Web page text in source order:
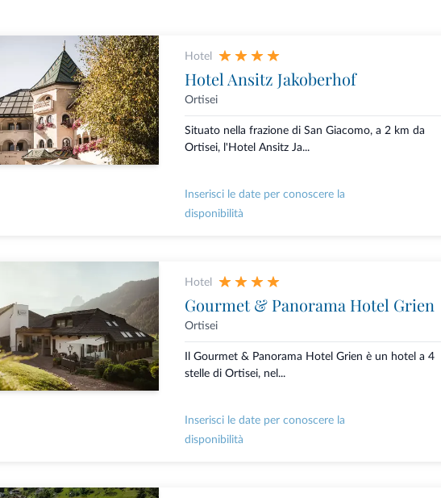
Hotel
Hotel Ansitz Jakoberhof
Ortisei
Situato nella frazione di San Giacomo, a 2 km da
Ortisei, l'Hotel Ansitz Ja...
Inserisci le date per conoscere la
disponibilità
Hotel
Gourmet & Panorama Hotel Grien
Ortisei
Il Gourmet & Panorama Hotel Grien è un hotel a 4
stelle di Ortisei, nel...
Inserisci le date per conoscere la
disponibilità